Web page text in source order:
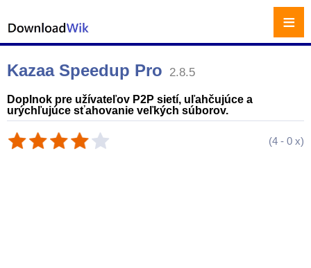
Kazaa Speedup Pro 2.8.5
Doplnok pre užívateľov P2P sietí, uľahčujúce a
urýchľujúce sťahovanie veľkých súborov.
(4 - 0 x)
≡